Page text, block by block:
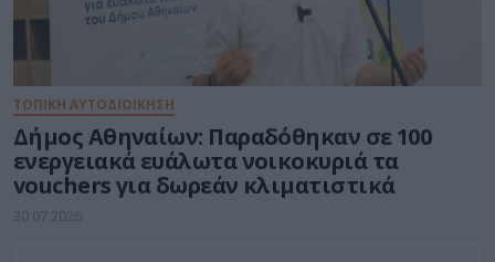
ΤΟΠΙΚΗ ΑΥΤΟΔΙΟΙΚΗΣΗ
Δήμος Αθηναίων: Παραδόθηκαν σε 100
ενεργειακά ευάλωτα νοικοκυριά τα
vouchers για δωρεάν κλιματιστικά
30.07.2026